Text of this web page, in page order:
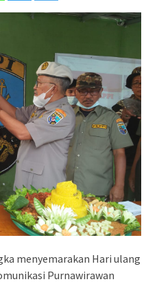
menyemarakan Hari ulang
Purnawirawan